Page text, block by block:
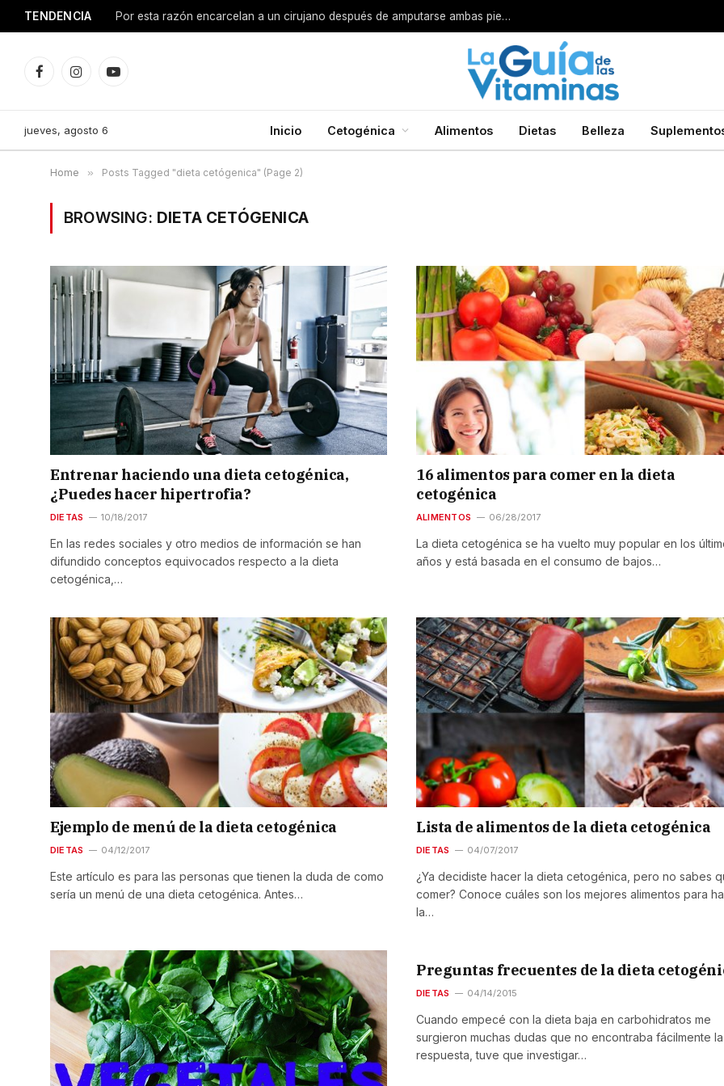
TENDENCIA Por esta razón encarcelan a un cirujano después de amputarse ambas piernas
FacebookInstagramYouTube
jueves, agosto 6 Inicio Cetogénica Alimentos Dietas Belleza
Home » Posts Tagged "dieta cetógenica" (Page 2)
BROWSING: DIETA CETÓGENICA
Entrenar haciendo una dieta cetogénica,
¿Puedes hacer hipertrofia?
DIETAS 10/18/2017
En las redes sociales y otro medios de información se han
difundido conceptos equivocados respecto a la dieta
cetogénica,…
16 alimentos para comer en la dieta
cetogénica
ALIMENTOS 06/28/2017
La dieta cetogénica se ha vuelto muy popular en los
años y está basada en el consumo de bajos…
Ejemplo de menú de la dieta cetogénica
DIETAS 04/12/2017
Este artículo es para las personas que tienen la duda de como
sería un menú de una dieta cetogénica. Antes…
Lista de alimentos de la dieta cetogénica
DIETAS 04/07/2017
¿Ya decidiste hacer la dieta cetogénica, pero no sabes
comer? Conoce cuáles son los mejores alimentos para
la…
Preguntas frecuentes de la dieta
DIETAS 04/14/2015
Cuando empecé con la dieta baja en carbohidratos me
surgieron muchas dudas que no encontraba fácilmente la
respuesta, tuve que investigar…